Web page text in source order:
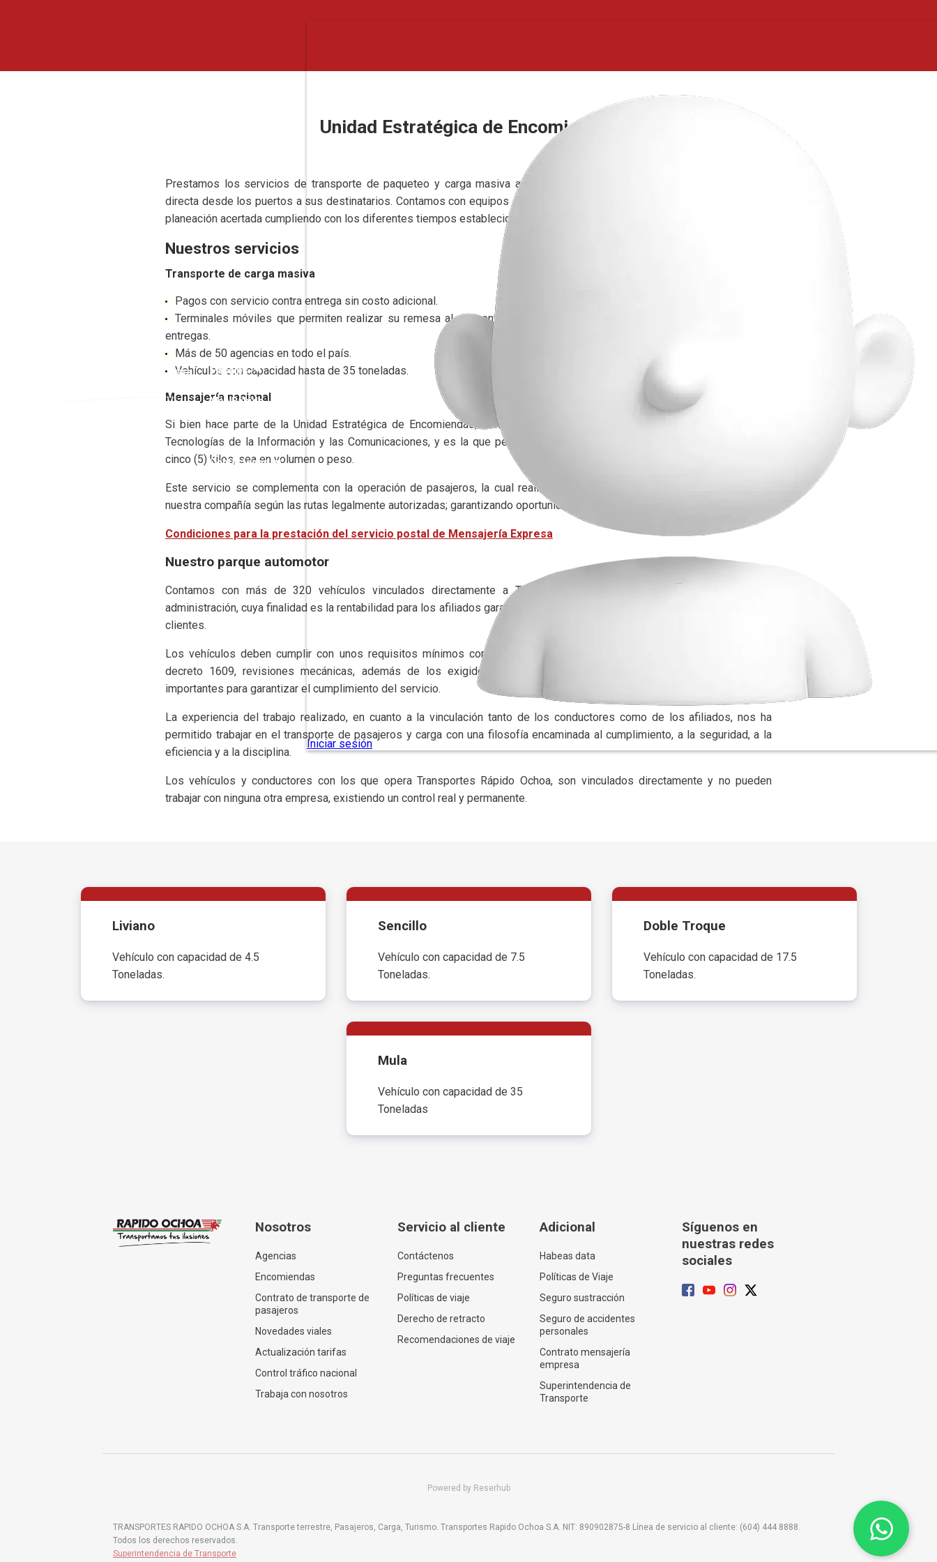
Pasajes
Más Rápido
Encomiendas
Contáctenos
Unidad Estratégica de Encomiendas
Prestamos los servicios de transporte de paqueteo y carga masiva así como de consolidación de carga y distribución
directa desde los puertos a sus destinatarios. Contamos con equipos de diferentes tamaños, lo que nos permite hacer una
planeación acertada cumpliendo con los diferentes tiempos establecidos para la operación.
Nuestros servicios
Transporte de carga masiva
Pagos con servicio contra entrega sin costo adicional.
Terminales móviles que permiten realizar su remesa al momento de la recogida y seguimiento en tiempo real de sus
entregas.
Más de 50 agencias en todo el país.
Vehículos con capacidad hasta de 35 toneladas.
Mensajería nacional
Si bien hace parte de la Unidad Estratégica de Encomiendas, la mensajería expresa es autorizada por el Ministerio de
Tecnologías de la Información y las Comunicaciones, y es la que permite el transporte de sobres y paquetes menores a
cinco (5) kilos, sea en volumen o peso.
Este servicio se complementa con la operación de pasajeros, la cual realizamos a través de los vehículos vinculados a
nuestra compañía según las rutas legalmente autorizadas; garantizando oportunidad y agilidad en las entregas.
Condiciones para la prestación del servicio postal de Mensajería Expresa
Nuestro parque automotor
Contamos con más de 320 vehículos vinculados directamente a Transportes Rápido Ochoa bajo la modalidad de
administración, cuya finalidad es la rentabilidad para los afiliados garantizando así un excelente servicio para todos nuestros
clientes.
Los vehículos deben cumplir con unos requisitos mínimos como antigüedad máxima de 10 años, kit de seguridad del
decreto 1609, revisiones mecánicas, además de los exigidos por el ministerio de transporte, los cuales son muy
importantes para garantizar el cumplimiento del servicio.
La experiencia del trabajo realizado, en cuanto a la vinculación tanto de los conductores como de los afiliados, nos ha
permitido trabajar en el transporte de pasajeros y carga con una filosofía encaminada al cumplimiento, a la seguridad, a la
eficiencia y a la disciplina.
Los vehículos y conductores con los que opera Transportes Rápido Ochoa, son vinculados directamente y no pueden
trabajar con ninguna otra empresa, existiendo un control real y permanente.
Liviano
Vehículo con capacidad de 4.5
Toneladas.
Sencillo
Vehículo con capacidad de 7.5
Toneladas.
Doble Troque
Vehículo con capacidad de 17.5
Toneladas.
Mula
Vehículo con capacidad de 35
Toneladas
Nosotros
Agencias
Encomiendas
Contrato de transporte de
pasajeros
Novedades viales
Actualización tarifas
Control tráfico nacional
Trabaja con nosotros
Servicio al cliente
Contáctenos
Preguntas frecuentes
Políticas de viaje
Derecho de retracto
Recomendaciones de viaje
Adicional
Habeas data
Políticas de Viaje
Seguro sustracción
Seguro de accidentes
personales
Contrato mensajería
empresa
Superintendencia de
Transporte
Síguenos en
nuestras redes
sociales
Powered by Reserhub
TRANSPORTES RAPIDO OCHOA S.A. Transporte terrestre, Pasajeros, Carga, Turismo. Transportes Rapido Ochoa S.A. NIT: 890902875-8 Línea de servicio al cliente: (604) 444 8888.
Todos los derechos reservados.
Superintendencia de Transporte